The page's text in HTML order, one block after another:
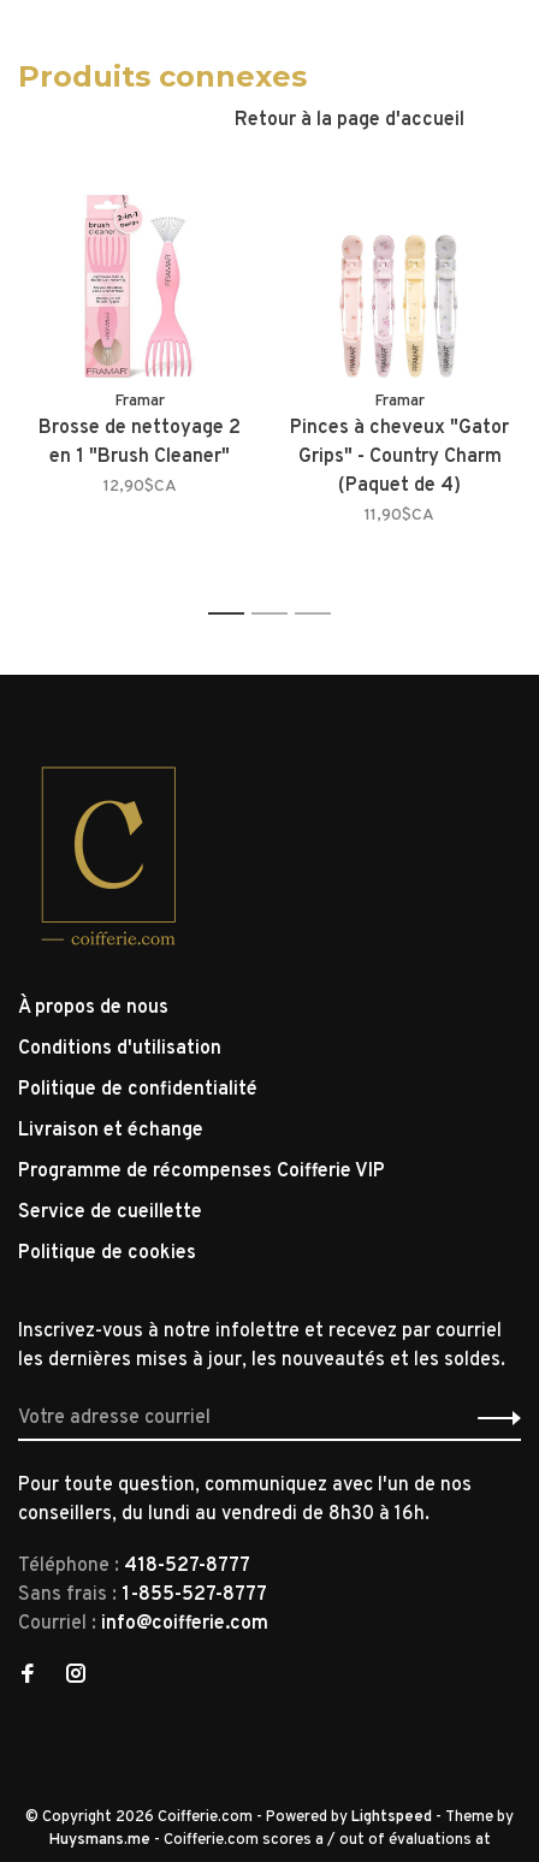
Produits connexes
Retour à la page d'accueil
Framar
Brosse de nettoyage 2
en 1 "Brush Cleaner"
12,90$CA
Framar
Pinces à cheveux "Gator
Grips" - Country Charm
(Paquet de 4)
11,90$CA
1 2 3
À propos de nous
Conditions d'utilisation
Politique de confidentialité
Livraison et échange
Programme de récompenses Coifferie VIP
Service de cueillette
Politique de cookies
Inscrivez-vous à notre infolettre et recevez par courriel
les dernières mises à jour, les nouveautés et les soldes.
Pour toute question, communiquez avec l'un de nos
conseillers, du lundi au vendredi de 8h30 à 16h.
Téléphone : 418-527-8777
Sans frais : 1-855-527-8777
Courriel : info@coifferie.com
© Copyright 2026 Coifferie.com - Powered byLightspeed - Theme by
Huysmans.me - Coifferie.com scores a / out of évaluations at